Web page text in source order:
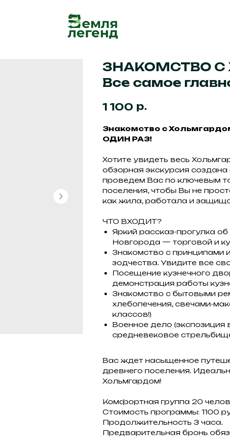
ЗНАКОМСТВО
Все самое
1 100 р.
Знакомство с
ОДИН РАЗ!
Хотите увидеть весь
обзорная экскурсия
проведем Вас по ключевым
поселения, чтобы Вы не
как жила, работала и
ЧТО ВХОДИТ?
Яркий рассказ-прогулка
Новгорода — торговой и
Знакомство с принципами
зодчества. Увидите все
Посещение кузнечного
демонстрация работы
Знакомство с бытовыми
хлебопечения, свечами-
классов!)
Военное дело
средневековое
Вас ждет насыщенное
древнего поселения.
Хольмгардом!
Комфортная группа 20
Стоимость программы: 1100
Продолжительность 3 часа.
Предварительная бронь